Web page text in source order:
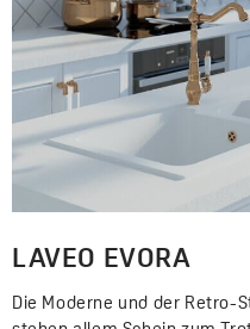
LAVEO EVORA
Die Moderne und der Retro-